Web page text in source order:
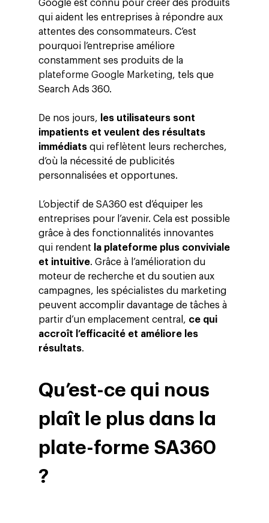
Google est connu pour créer des produits
qui aident les entreprises à répondre aux
attentes des consommateurs. C’est
pourquoi l’entreprise améliore
constamment ses produits de la
plateforme Google Marketing, tels que
Search Ads 360.
De nos jours,
les utilisateurs sont
impatients et veulent des résultats
immédiats qui reflètent leurs recherches,
d’où la nécessité de publicités
personnalisées et opportunes.
L’objectif de SA360 est d’équiper les
entreprises pour l’avenir. Cela est possible
grâce à des fonctionnalités innovantes
qui rendent
la plateforme plus conviviale
et intuitive. Grâce à l’amélioration du
moteur de recherche et du soutien aux
campagnes, les spécialistes du marketing
peuvent accomplir davantage de tâches à
partir d’un emplacement central, ce qui
accroît l’efficacité et améliore les
résultats.
Qu’est-ce qui nous
plaît le plus dans la
plate-forme SA360
?